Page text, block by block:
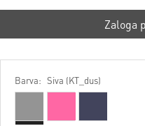
Zaloga
Barva: Siva (KT_dus)